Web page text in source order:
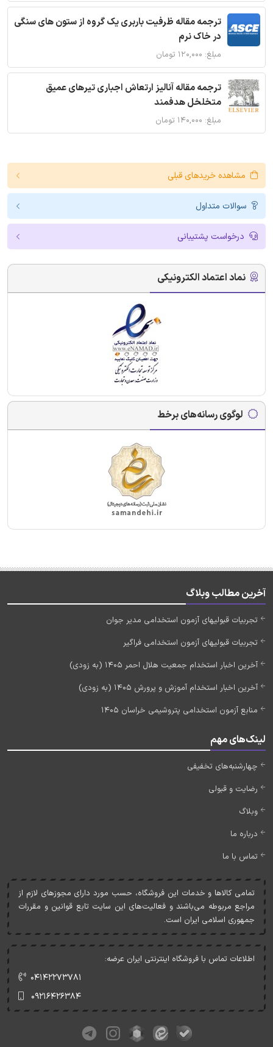
ترجمه مقاله ظرفیت باربری یک گروه از ستون های سنگی
در خاک نرم
مبلغ: ۱۲۰,۰۰۰ تومان
ترجمه مقاله آنالیز ارتعاش اجباری تیرهای عمیق
متخلخل هدفمند
مبلغ: ۱۴۰,۰۰۰ تومان
مشاهده خریدهای قبلی
سوالات متداول
درخواست پشتیبانی
نماد اعتماد الکترونیکی
لوگوی رسانه‌های برخط
آخرین مطالب وبلاگ
تجربیات قبولیهای آزمون استخدامی مدیر جوان
تجربیات قبولیهای آزمون استخدامی فراگیر
آخرین اخبار استخدام جمعیت هلال احمر 1405 (به زودی)
آخرین اخبار استخدام آموزش و پرورش 1405 (به زودی)
منابع آزمون استخدامی پتروشیمی خراسان 1405
لینک‌های مهم
چهارشنبه‌های تخفیفی
رضایت و قبولی
وبلاگ
درباره ما
تماس با ما
تمامی کالاها و خدمات اين فروشگاه، حسب مورد دارای مجوزهای لازم از
مراجع مربوطه می‌باشند و فعاليت‌های اين سايت تابع قوانين و مقررات
جمهوری اسلامی ايران است.
اطلاعات تماس با فروشگاه اینترنتی ایران عرضه:
۰۴۱۴۲۲۷۳۷۸۱
۰۹۲۱۶۴۲۶۳۸۴